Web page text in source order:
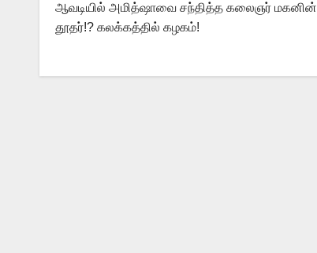
ஆவடியில் அமித்ஷாவை சந்தித்த கலைஞர் மகனின்
தூதர்!? கலக்கத்தில் கழகம்!